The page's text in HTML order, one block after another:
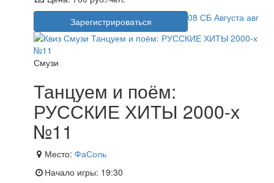
Зарегистрироваться
08 СБ Августа авг
Смузи
Танцуем и поём:
РУССКИЕ ХИТЫ 2000-х
№11
Место: ФаСоль
Начало игры: 19:30